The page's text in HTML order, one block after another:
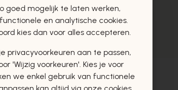
goed mogelijk te laten werken,
en analytische cookies.
kies dan voor alles accepteren.
privacyvoorkeuren aan te passen,
'Wijzig voorkeuren'. Kies je voor
we enkel gebruik van functionele
kan altijd via onze cookies